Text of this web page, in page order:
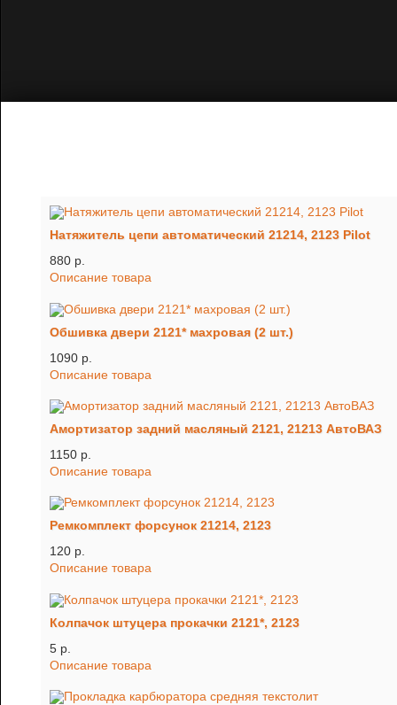
Натяжитель цепи автоматический 21214, 2123 Pilot
880 p.
Описание товара
Обшивка двери 2121* махровая (2 шт.)
1090 p.
Описание товара
Амортизатор задний масляный 2121, 21213 АвтоВАЗ
1150 p.
Описание товара
Ремкомплект форсунок 21214, 2123
120 p.
Описание товара
Колпачок штуцера прокачки 2121*, 2123
5 p.
Описание товара